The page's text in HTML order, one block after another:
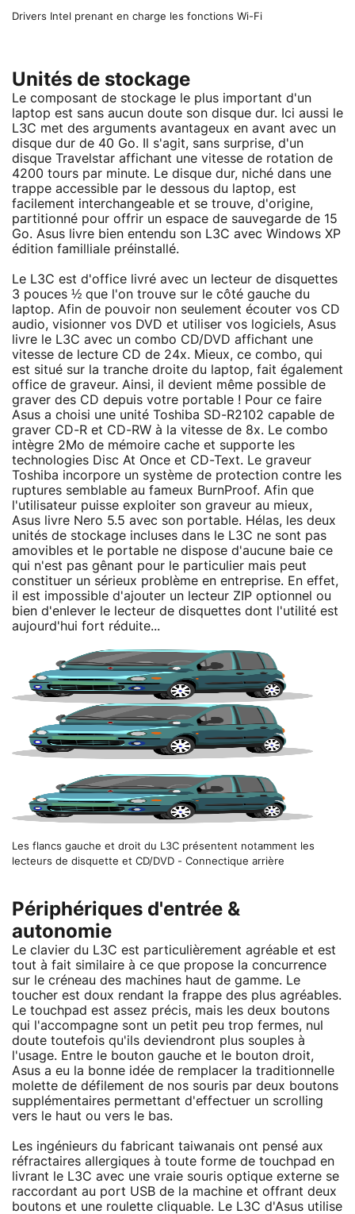
Drivers Intel prenant en charge les fonctions Wi-Fi
Unités de stockage
Le composant de stockage le plus important d'un
laptop est sans aucun doute son disque dur. Ici aussi le
L3C met des arguments avantageux en avant avec un
disque dur de 40 Go. Il s'agit, sans surprise, d'un
disque Travelstar affichant une vitesse de rotation de
4200 tours par minute. Le disque dur, niché dans une
trappe accessible par le dessous du laptop, est
facilement interchangeable et se trouve, d'origine,
partitionné pour offrir un espace de sauvegarde de 15
Go. Asus livre bien entendu son L3C avec Windows XP
édition familliale préinstallé.
Le L3C est d'office livré avec un lecteur de disquettes
3 pouces ½ que l'on trouve sur le côté gauche du
laptop. Afin de pouvoir non seulement écouter vos CD
audio, visionner vos DVD et utiliser vos logiciels, Asus
livre le L3C avec un combo CD/DVD affichant une
vitesse de lecture CD de 24x. Mieux, ce combo, qui
est situé sur la tranche droite du laptop, fait également
office de graveur. Ainsi, il devient même possible de
graver des CD depuis votre portable ! Pour ce faire
Asus a choisi une unité Toshiba SD-R2102 capable de
graver CD-R et CD-RW à la vitesse de 8x. Le combo
intègre 2Mo de mémoire cache et supporte les
technologies Disc At Once et CD-Text. Le graveur
Toshiba incorpore un système de protection contre les
ruptures semblable au fameux BurnProof. Afin que
l'utilisateur puisse exploiter son graveur au mieux,
Asus livre Nero 5.5 avec son portable. Hélas, les deux
unités de stockage incluses dans le L3C ne sont pas
amovibles et le portable ne dispose d'aucune baie ce
qui n'est pas gênant pour le particulier mais peut
constituer un sérieux problème en entreprise. En effet,
il est impossible d'ajouter un lecteur ZIP optionnel ou
bien d'enlever le lecteur de disquettes dont l'utilité est
aujourd'hui fort réduite...
Les flancs gauche et droit du L3C présentent notamment les
lecteurs de disquette et CD/DVD - Connectique arrière
Périphériques d'entrée &
autonomie
Le clavier du L3C est particulièrement agréable et est
tout à fait similaire à ce que propose la concurrence
sur le créneau des machines haut de gamme. Le
toucher est doux rendant la frappe des plus agréables.
Le touchpad est assez précis, mais les deux boutons
qui l'accompagne sont un petit peu trop fermes, nul
doute toutefois qu'ils deviendront plus souples à
l'usage. Entre le bouton gauche et le bouton droit,
Asus a eu la bonne idée de remplacer la traditionnelle
molette de défilement de nos souris par deux boutons
supplémentaires permettant d'effectuer un scrolling
vers le haut ou vers le bas.
Les ingénieurs du fabricant taiwanais ont pensé aux
réfractaires allergiques à toute forme de touchpad en
livrant le L3C avec une vraie souris optique externe se
raccordant au port USB de la machine et offrant deux
boutons et une roulette cliquable. Le L3C d'Asus utilise